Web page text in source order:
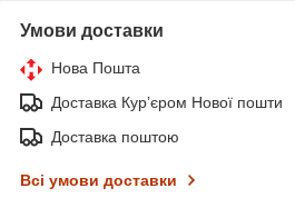
Умови доставки
Нова Пошта
Доставка Курʼєром Нової пошти
Доставка поштою
Всі умови доставки